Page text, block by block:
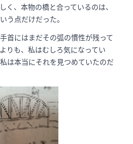
く、本物の橋と合っているのは、
う点だけだった。
首にはまだその弧の慣性が残って
りも、私はむしろ気になってい
は本当にそれを見つめていたのだ